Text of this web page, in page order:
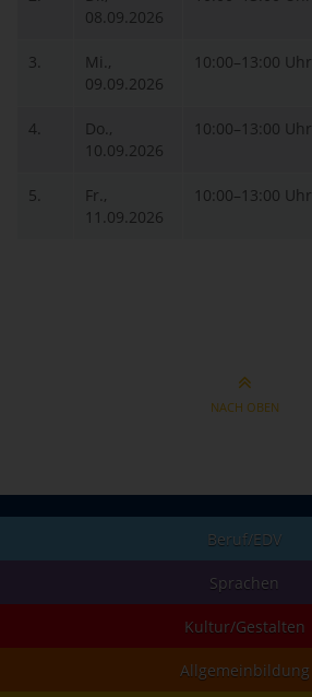
08.09.2026
3.
Mi.,
09.09.2026
10:00–13:00 Uhr
4.
Do.,
10.09.2026
10:00–13:00 Uhr
5.
Fr.,
11.09.2026
10:00–13:00 Uhr
NACH OBEN
Beruf/EDV
Sprachen
Kultur/Gestalten
Allgemeinbildung